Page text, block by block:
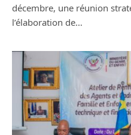
décembre, une réunion
l’élaboration de…